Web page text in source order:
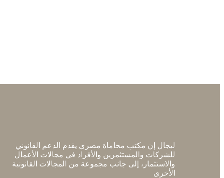
ليجال إن مكتب محاماة مصري يقدم الدعم القانوني
للشركات والمستثمرين والأفراد في مجالات الأعمال
والاستثمار، إلى جانب مجموعة من المجالات القانونية
الأخرى